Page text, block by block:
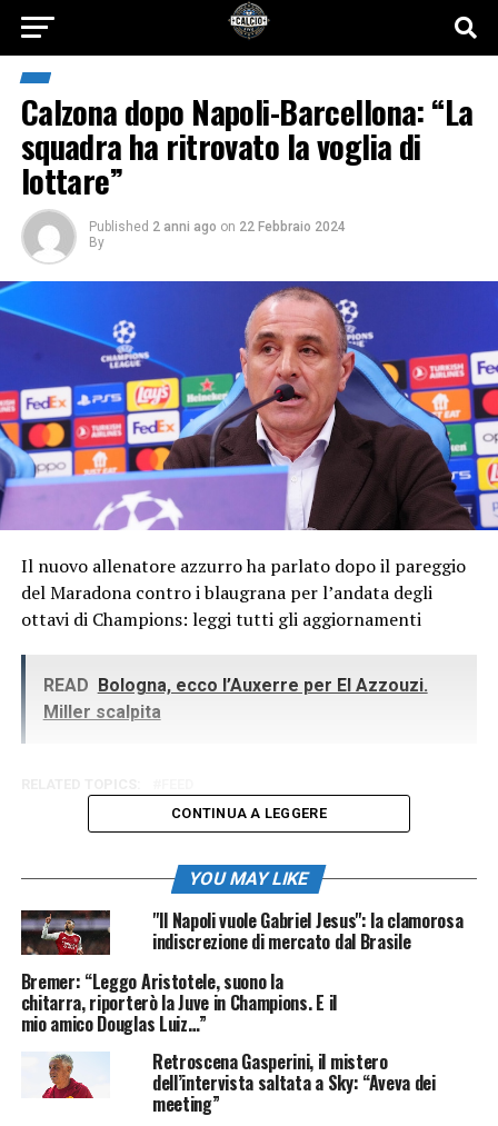
Calzona dopo Napoli-Barcellona: “La
squadra ha ritrovato la voglia di
lottare”
Published 2 anni ago on 22 Febbraio 2024
By
Il nuovo allenatore azzurro ha parlato dopo il pareggio
del Maradona contro i blaugrana per l’andata degli
ottavi di Champions: leggi tutti gli aggiornamenti
READ Bologna, ecco l’Auxerre per El Azzouzi.
Miller scalpita
CONTINUA A LEGGERE
YOU MAY LIKE
"Il Napoli vuole Gabriel Jesus": la clamorosa
indiscrezione di mercato dal Brasile
Bremer: “Leggo Aristotele, suono la
chitarra, riporterò la Juve in Champions. E il
mio amico Douglas Luiz…”
Retroscena Gasperini, il mistero
dell’intervista saltata a Sky: “Aveva dei
meeting”